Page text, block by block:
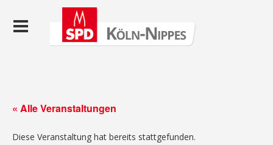
« Alle Veranstaltungen
Diese Veranstaltung hat bereits stattgefunden.